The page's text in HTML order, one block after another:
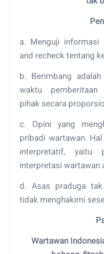
a. Menguji informasi
and recheck tentang
b. Berimbang
waktu pemberitaan
pihak secara
c. Opini yang
pribadi wartawan.
interpretatif, yaitu
interpretasi wartawan
d. Asas praduga
tidak menghakimi
Wartawan